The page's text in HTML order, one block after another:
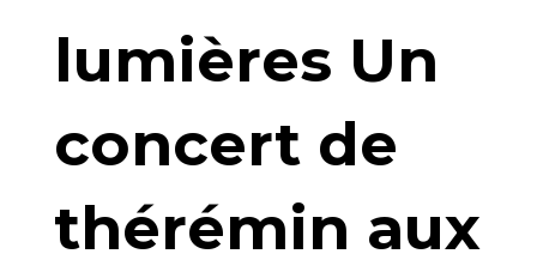
lumières Un
concert de
thérémin aux